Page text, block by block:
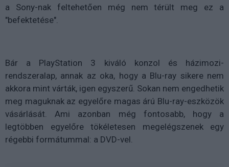
a Sony-nak feltehetően még nem térült meg ez a
"befektetése".
Bár a PlayStation 3 kiváló konzol és házimozi-
rendszeralap, annak az oka, hogy a Blu-ray sikere nem
akkora mint várták, igen egyszerű. Sokan nem engedhetik
meg maguknak az egyelőre magas árú Blu-ray-eszközök
vásárlását. Ami azonban még fontosabb, hogy a
legtöbben egyelőre tökéletesen megelégszenek egy
régebbi formátummal: a DVD-vel.